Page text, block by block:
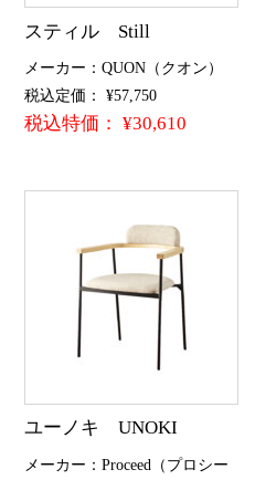
スティル Still
メーカー：QUON（クオン）
税込定価： ¥57,750
税込特価： ¥30,610
ユーノキ UNOKI
メーカー：Proceed（プロシー